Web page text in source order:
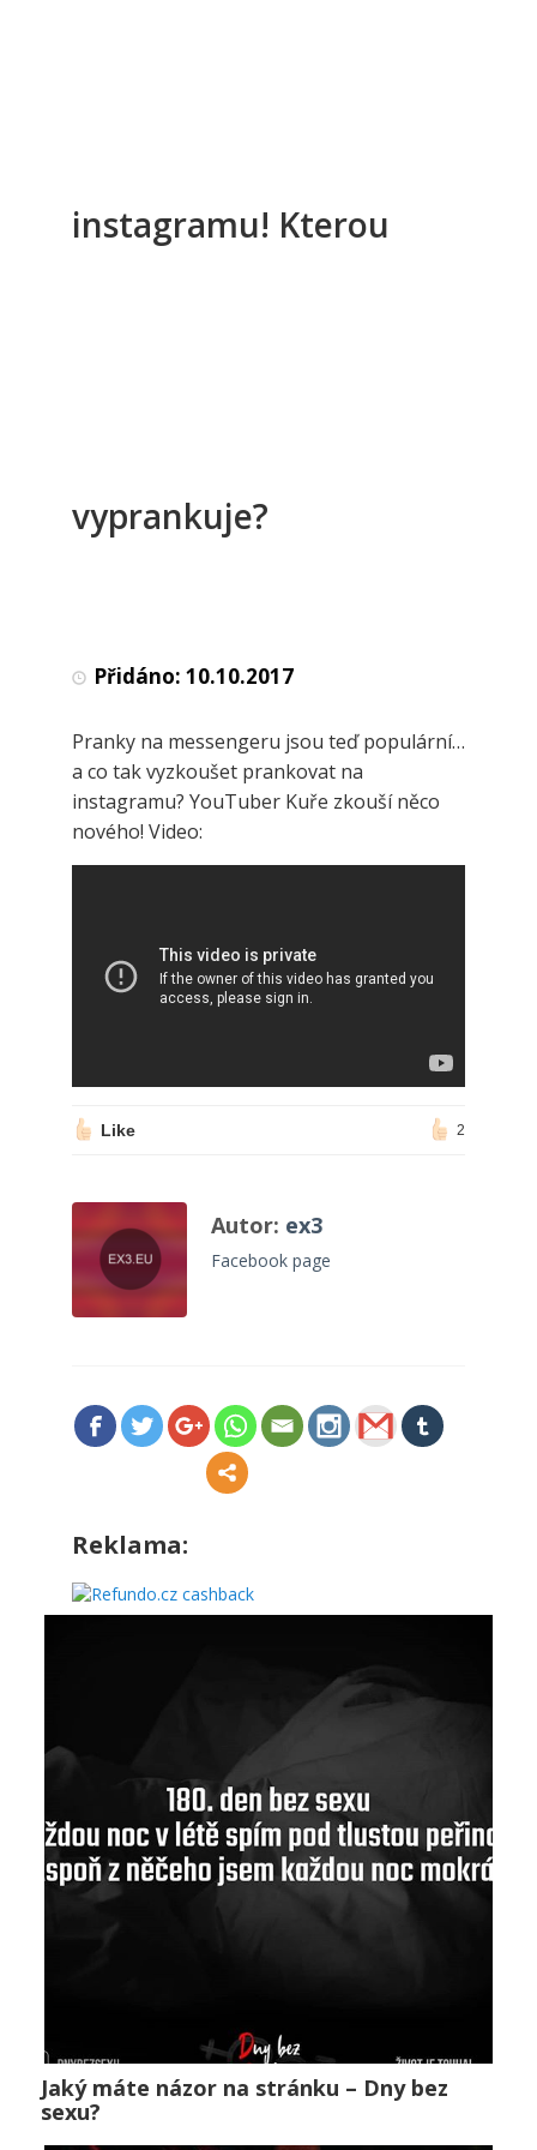
instagramu! Kterou
vyprankuje?
Přidáno: 10.10.2017
Pranky na messengeru jsou teď populární…
a co tak vyzkoušet prankovat na
instagramu? YouTuber Kuře zkouší něco
nového! Video:
Like 2
Autor: ex3
Facebook page
Reklama:
Jaký máte názor na stránku – Dny bez sexu?
Jaký máte názor na stránku – Dny bez
sexu?